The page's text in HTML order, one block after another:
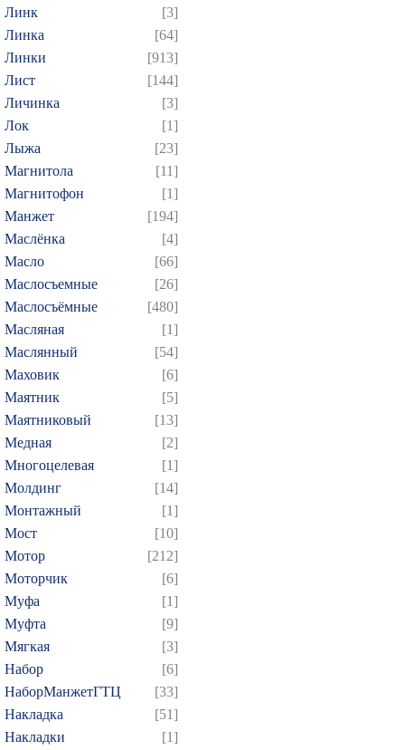
Линк
[3]
Линка
[64]
Линки
[913]
Лист
[144]
Личинка
[3]
Лок
[1]
Лыжа
[23]
Магнитола
[11]
Магнитофон
[1]
Манжет
[194]
Маслёнка
[4]
Масло
[66]
Маслосъемные
[26]
Маслосъёмные
[480]
Масляная
[1]
Маслянный
[54]
Маховик
[6]
Маятник
[5]
Маятниковый
[13]
Медная
[2]
Многоцелевая
[1]
Молдинг
[14]
Монтажный
[1]
Мост
[10]
Мотор
[212]
Моторчик
[6]
Муфа
[1]
Муфта
[9]
Мягкая
[3]
Набор
[6]
НаборМанжетГТЦ
[33]
Накладка
[51]
Накладки
[1]